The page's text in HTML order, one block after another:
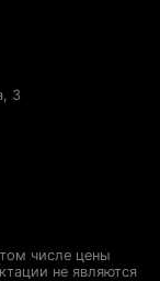
3
числе цены
не являются